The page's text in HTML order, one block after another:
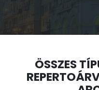
ÖSSZES
REPERTOÁR